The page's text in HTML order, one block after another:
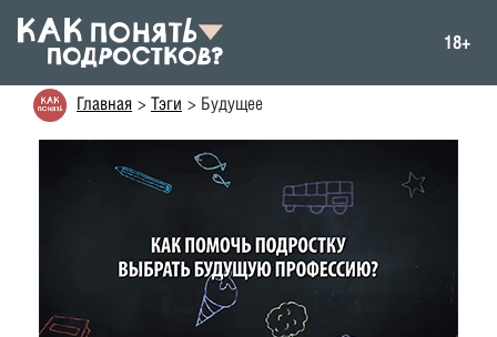
18+
Главная Тэги Будущее